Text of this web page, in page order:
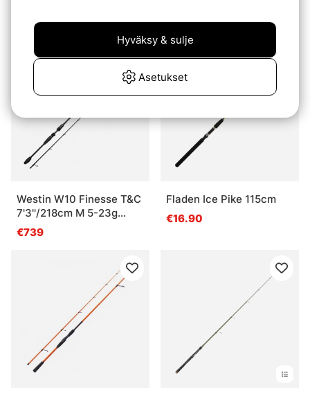
alk.€23.90
€1199
Westin W10 Finesse T&C
7'3''/218cm M 5-23g
2sec
€739
Fladen Ice Pike 115cm
€16.90
Asetukset
Hyväksy & sulje